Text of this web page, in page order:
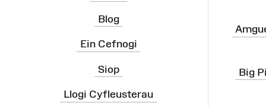
Blog
Ein Cefnogi
Siop
Llogi Cyfleusterau
Big